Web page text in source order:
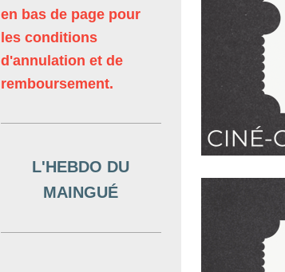
en bas de page pour
les conditions
d'annulation et de
remboursement.
L'HEBDO DU
MAINGUÉ